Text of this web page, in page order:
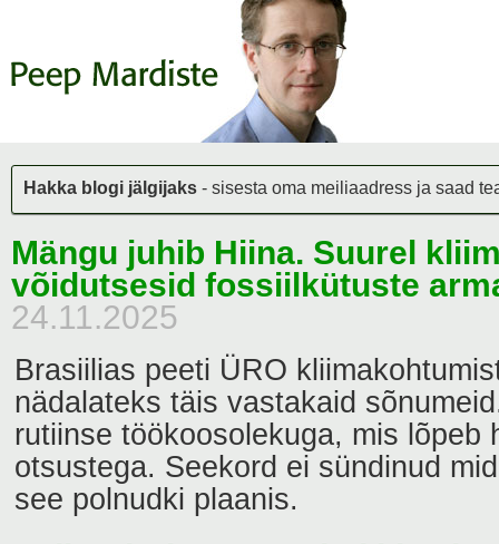
Hakka blogi jälgijaks - sisesta oma meiliaadress ja saad
Mängu juhib Hiina. Suurel
võidutsesid fossiilkütuste
24.11.2025
Brasiilias peeti ÜRO
nädalateks täis vastakaid
rutiinse töökoosolekuga, mis lõpeb
otsustega. Seekord ei sündinud
see polnudki plaanis.